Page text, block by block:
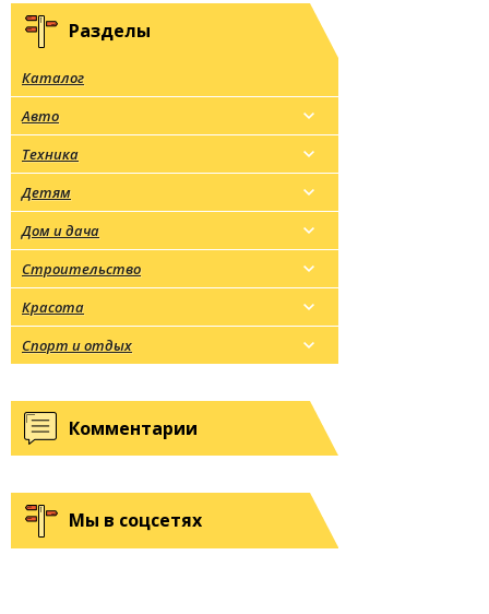
Разделы
Каталог
Авто
Техника
Детям
Дом и дача
Строительство
Красота
Спорт и отдых
Комментарии
Мы в соцсетях